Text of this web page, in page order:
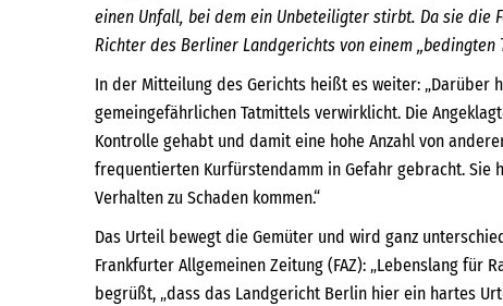
einen Unfall, bei dem ein Unbeteiligter stirbt. Da sie die
Richter des Berliner Landgerichts von einem „bedingten
In der Mitteilung des Gerichts heißt es weiter: „Darüber
gemeingefährlichen Tatmittels verwirklicht. Die
Kontrolle gehabt und damit eine hohe Anzahl von
frequentierten Kurfürstendamm in Gefahr gebracht. Sie
Verhalten zu Schaden kommen.“
Das Urteil bewegt die Gemüter und wird ganz
Frankfurter Allgemeinen Zeitung (FAZ): „Lebenslang für
begrüßt, „dass das Landgericht Berlin hier ein hartes